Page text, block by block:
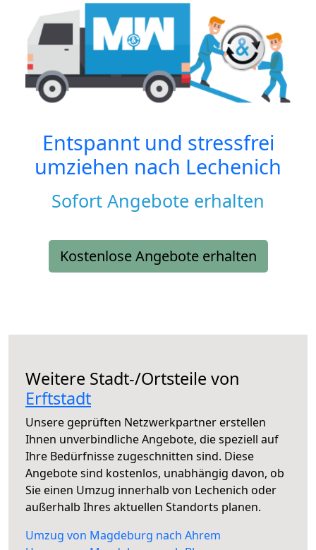
Entspannt und stressfrei
umziehen nach Lechenich
Sofort Angebote erhalten
Kostenlose Angebote erhalten
Weitere Stadt-/Ortsteile von
Erftstadt
Unsere geprüften Netzwerkpartner erstellen
Ihnen unverbindliche Angebote, die speziell auf
Ihre Bedürfnisse zugeschnitten sind. Diese
Angebote sind kostenlos, unabhängig davon, ob
Sie einen Umzug innerhalb von Lechenich oder
außerhalb Ihres aktuellen Standorts planen.
Umzug von Magdeburg nach Ahrem